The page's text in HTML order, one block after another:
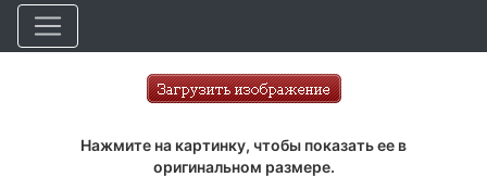
Нажмите на картинку, чтобы показать ее в
оригинальном размере.